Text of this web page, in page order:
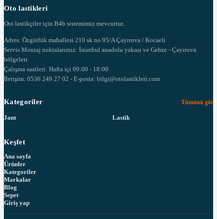
Oto lastikleri
Oto lastikçiler için B4b sistemimiz mevcuttur..
Adres: Özgürlük mahallesi 210 sk no 95/A Çayırova / Kocaeli
Servis Montaj noktalarımız: İstanbul anadolu yakası ve Gebze - Çayırova
bölgeleri
Çalışma saatleri: Hafta içi 09:00 - 18:00
İletişim: 0536 249 27 02 - E-posta: bilgi@otolastikleri.com
Kategoriler Tümünü gör
Jant Lastik
Keşfet
Ana sayfa
Ürünler
Kategoriler
Markalar
Blog
Sepet
Giriş yap